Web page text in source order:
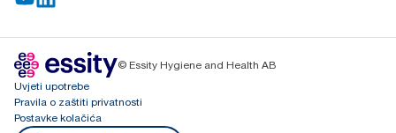
© Essity Hygiene and Health AB
Uvjeti upotrebe
Pravila o zaštiti privatnosti
Postavke kolačića